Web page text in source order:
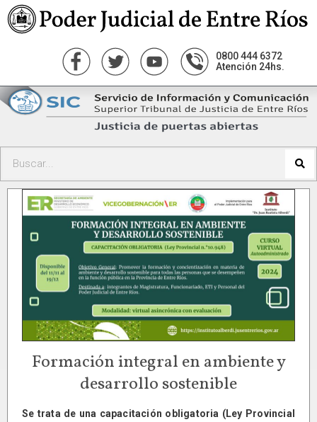
0800 444 6372
Atención 24hs.
Formación integral en ambiente y
desarrollo sostenible
Se trata de una capacitación obligatoria (Ley Provincial